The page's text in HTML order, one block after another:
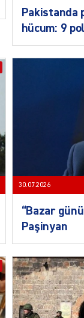
Pakistanda
hücum: 9
30.07.2026
“Bazar
Paşinyan